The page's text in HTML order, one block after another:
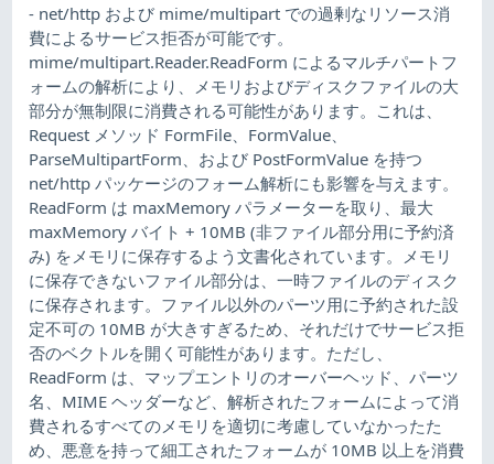
- net/http および mime/multipart での過剰なリソース消
費によるサービス拒否が可能です。
mime/multipart.Reader.ReadForm によるマルチパートフ
ォームの解析により、メモリおよびディスクファイルの大
部分が無制限に消費される可能性があります。これは、
Request メソッド FormFile、FormValue、
ParseMultipartForm、および PostFormValue を持つ
net/http パッケージのフォーム解析にも影響を与えます。
ReadForm は maxMemory パラメーターを取り、最大
maxMemory バイト + 10MB (非ファイル部分用に予約済
み) をメモリに保存するよう文書化されています。メモリ
に保存できないファイル部分は、一時ファイルのディスク
に保存されます。ファイル以外のパーツ用に予約された設
定不可の 10MB が大きすぎるため、それだけでサービス拒
否のベクトルを開く可能性があります。ただし、
ReadForm は、マップエントリのオーバーヘッド、パーツ
名、MIME ヘッダーなど、解析されたフォームによって消
費されるすべてのメモリを適切に考慮していなかったた
め、悪意を持って細工されたフォームが 10MB 以上を消費